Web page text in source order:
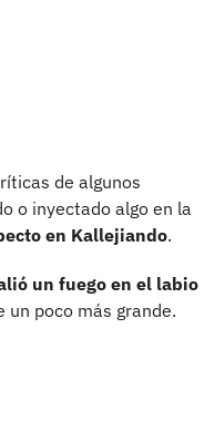
de algunos
o inyectado algo en la
en Kallejiando.
un fuego en el labio
un poco más grande.